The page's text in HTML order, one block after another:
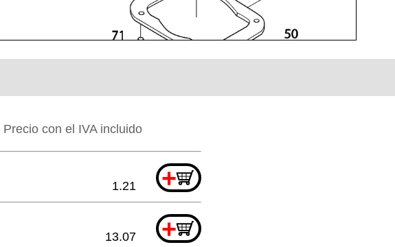
Precio con el IVA incluido
+
1.21
+
13.07